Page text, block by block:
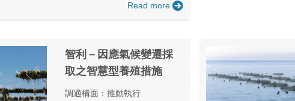
Read more
智利－因應氣候變遷採
取之智慧型養殖措施
調適構面：推動執行